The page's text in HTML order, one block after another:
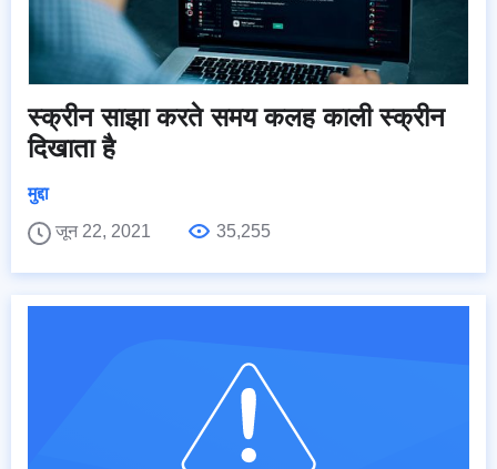
स्क्रीन साझा करते समय कलह काली स्क्रीन
दिखाता है
मुद्दा
जून 22, 2021
35,255